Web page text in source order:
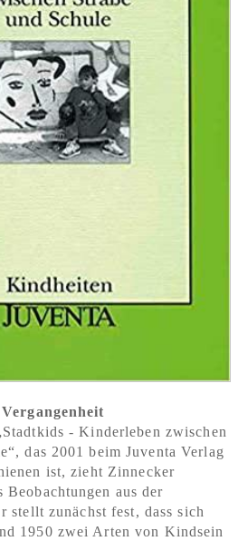
- Kinderleben zwischen
das 2001 beim Juventa Verlag
ist, zieht Zinnecker
Beobachtungen aus der
stellt zunächst fest, dass sich
1950 zwei Arten von Kindsein